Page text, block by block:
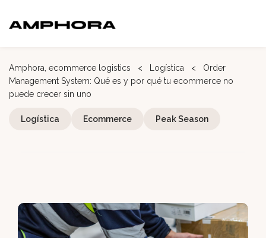
Amphora, ecommerce logistics < Logística < Order
Management System: Qué es y por qué tu ecommerce no
puede crecer sin uno
Logística Ecommerce Peak Season